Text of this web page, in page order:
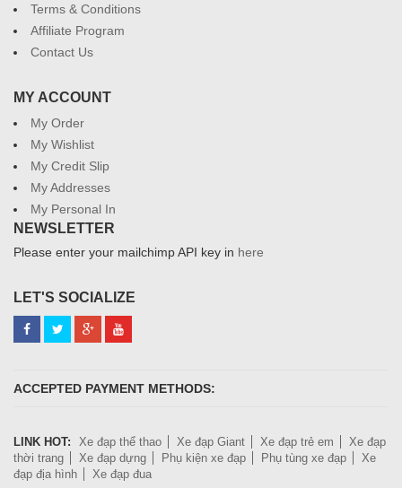
Terms & Conditions
Affiliate Program
Contact Us
MY ACCOUNT
My Order
My Wishlist
My Credit Slip
My Addresses
My Personal In
NEWSLETTER
Please enter your mailchimp API key in here
LET'S SOCIALIZE
ACCEPTED PAYMENT METHODS:
LINK HOT: Xe đạp thể thao Xe đạp Giant Xe đạp trẻ em
Xe đạp
thời trang
Xe đạp dựng Phụ kiện xe đạp Phụ tùng xe đạp
Xe
đạp địa hình
Xe đạp đua